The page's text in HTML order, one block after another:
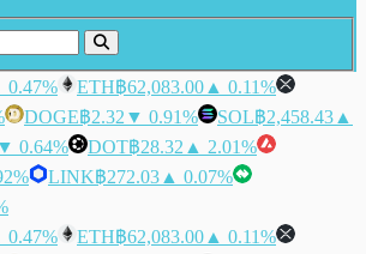
0.47% ETH฿62,083.00 ▲ 0.11%
DOGE฿2.32 ▼ 0.91% SOL฿2,458.43 ▲
▼ 0.64% DOT฿28.32 ▲ 2.01%
LINK฿272.03 ▲ 0.07%
0.47% ETH฿62,083.00 ▲ 0.11%